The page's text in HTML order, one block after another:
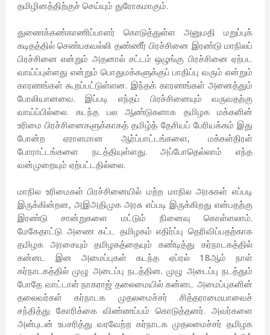
தமிழினத்திற்குச் செய்யும் துரோகமாகும்.
துணைக்கண்காணிப்பாளர் கொடுத்துள்ள அனுமதி மறுப்புக்
கடிதத்தில் செண்பகவல்லி தண்ணீர் பிரச்சினை இரண்டு மாநிலப்
பிரச்சினை என்றும் அதனால் சட்டம் ஒழுங்கு பிரச்சினை ஏற்பட
வாய்ப்புள்ளது என்றும் பொதுமக்களுக்குப் பாதிப்பு வரும் என்றும்
காரணங்கள் கூறப்பட்டுள்ளன. இந்தக் காரணங்கள் அனைத்தும்
போலியானவை. இப்படி எந்தப் பிரச்சினையும் வருவதற்கு
வாய்ப்பில்லை. கடந்த பல ஆண்டுகளாக தமிழக மக்களின்
உரிமை பிரச்சினைகளுக்காகத் தமிழ்த் தேசியப் பேரியக்கம் இது
போன்ற ஏராளமான ஆர்ப்பாட்டங்களை, மக்கள்திரள்
போராட்டங்களை நடத்தியுள்ளது. அப்போதெல்லாம் எந்த
வன்முறையும் ஏற்பட்டதில்லை.
மாநில உரிமைகள் பிரச்சினையில் மற்ற மாநில அரசுகள் எப்படி
இருக்கின்றன, அஇஅதிமுக அரசு எப்படி இருக்கிறது என்பதற்கு
இரண்டு சான்றுகளை மட்டும் நினைவு கொள்ளலாம்.
மேகேதாட்டு அணை கட்ட தமிழகம் எதிர்ப்பு தெரிவிப்பதற்காக
தமிழக அரசையும் தமிழகத்தையும் கண்டித்து கர்நாடகத்தில்
கன்னட இன அமைப்புகள் கடந்த ஏப்ரல் 18ஆம் நாள்
கர்நாடகத்தில் முழு அடைப்பு நடத்தின. முழு அடைப்பு நடத்தும்
போதே வாட்டாள் நாகராஜ் தலைமையில் கன்னட அமைப்புகளின்
தலைவர்கள் கர்நாடக முதலமைச்சர் சித்தராமையாவைச்
சந்தித்து கோரிக்கை விண்ணப்பம் கொடுத்தனர். அவர்களை
அன்புடன் உபசரித்து வரவேற்ற கர்நாடக முதலமைச்சர் தமிழக